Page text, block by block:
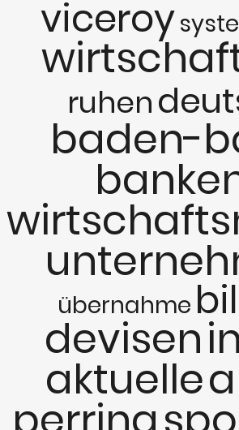
viceroy
ruhen
baden-
übernahme
devisen
aktuelle